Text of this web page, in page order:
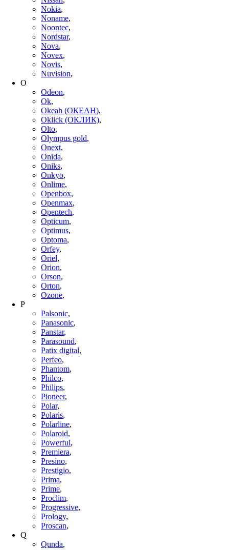
Nokia,
Noname,
Noontec,
Nordstar,
Nova,
Novex,
Novis,
Nuvision,
O
Odeon,
Ok,
Okeah (ОКЕАН),
Oklick (ОКЛИК),
Olto,
Olympus gold,
Onext,
Onida,
Oniks,
Onkyo,
Onlime,
Openbox,
Openmax,
Opentech,
Opticum,
Optimus,
Optoma,
Orfey,
Oriel,
Orion,
Orson,
Orton,
Ozone,
P
Palsonic,
Panasonic,
Panstar,
Parasound,
Patix digital,
Perfeo,
Phantom,
Philco,
Philips,
Pioneer,
Polar,
Polaris,
Polarline,
Polaroid,
Powerful,
Premiera,
Presino,
Prestigio,
Prima,
Prime,
Proclim,
Progressive,
Prology,
Proscan,
Q
Qunda,